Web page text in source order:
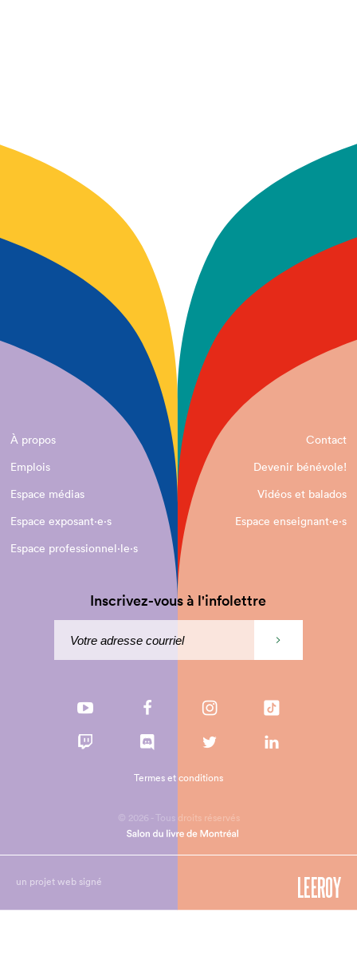
À propos
Contact
Emplois
Devenir bénévole!
Espace médias
Vidéos et balados
Espace exposant·e⋅s
Espace enseignant·e⋅s
Espace professionnel·le⋅s
Inscrivez-vous à l'infolettre
© 2026 - Tous droits réservés
Termes et conditions
un projet web signé